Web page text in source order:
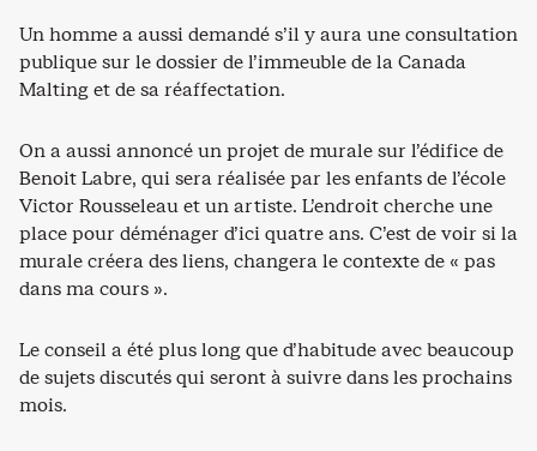
Un homme a aussi demandé s’il y aura une consultation
publique sur le dossier de l’immeuble de la Canada
Malting et de sa réaffectation.
On a aussi annoncé un projet de murale sur l’édifice de
Benoit Labre, qui sera réalisée par les enfants de l’école
Victor Rousseleau et un artiste. L’endroit cherche une
place pour déménager d’ici quatre ans. C’est de voir si la
murale créera des liens, changera le contexte de « pas
dans ma cours ».
Le conseil a été plus long que d’habitude avec beaucoup
de sujets discutés qui seront à suivre dans les prochains
mois.